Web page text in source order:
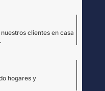
clientes en casa
hogares y